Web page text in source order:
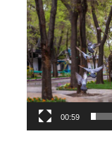
00:59